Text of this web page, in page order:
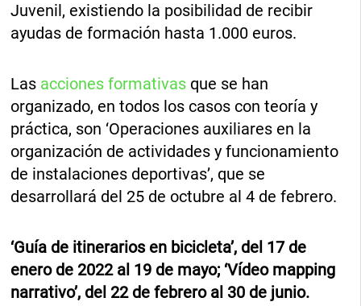
Juvenil, existiendo la posibilidad de recibir
ayudas de formación hasta 1.000 euros.
Las acciones formativas que se han
organizado, en todos los casos con teoría y
práctica, son ‘Operaciones auxiliares en la
organización de actividades y funcionamiento
de instalaciones deportivas’, que se
desarrollará del 25 de octubre al 4 de febrero.
‘Guía de itinerarios en bicicleta’, del 17 de
enero de 2022 al 19 de mayo; ‘Vídeo mapping
narrativo’, del 22 de febrero al 30 de junio.